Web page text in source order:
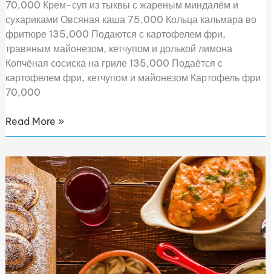
70,000 Крем-суп из тыквы с жареным миндалём и
сухариками Овсяная каша 75,000 Кольца кальмара во
фритюре 135,000 Подаются с картофелем фри,
травяным майонезом, кетчупом и долькой лимона
Копчёная сосиска на гриле 135,000 Подаётся с
картофелем фри, кетчупом и майонезом Картофель фри
70,000
Read More »
Little
Babushka